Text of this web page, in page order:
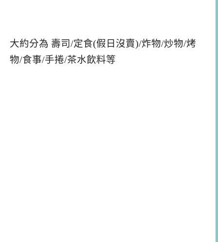
大約分為 壽司/定食(假日沒賣)/炸物/炒物/烤
物/食事/手捲/茶水飲料等